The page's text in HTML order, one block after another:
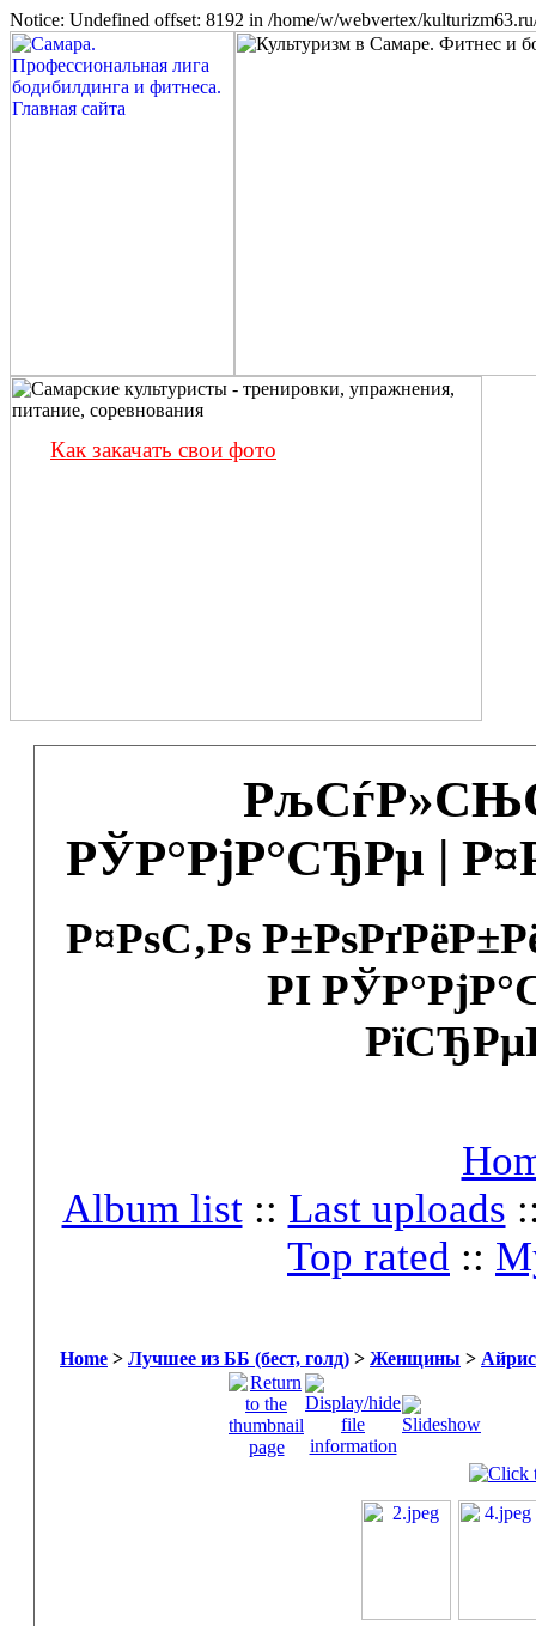
Notice: Undefined offset: 8192 in /home/w/webvertex/
РЎР°РјР°СЂРµ |
Р¤РѕС‚Рѕ
РІ
Album list:: Last uploads
Top rated ::
Home > Лучшее из ББ (бест, голд) > Женщины >
Как закачать свои фото